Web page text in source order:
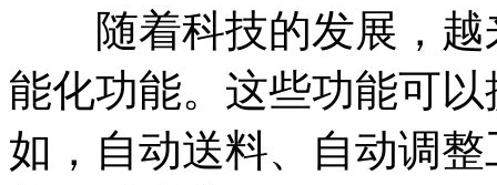
随着科技的发展，越
能化功能。这些功能可
如，自动送料、自动调